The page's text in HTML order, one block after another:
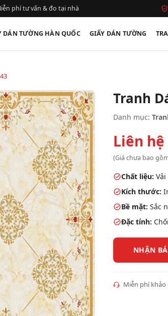
phí tư vấn & đo tại nhà
DÁN TƯỜNG HÀN QUỐC GIẤY DÁN TƯỜNG
Tranh
Danh mục:
Liên hệ
(Giá chưa bao
Chất liệu:
Kích thước:
Bề mặt: Sắc
Đặc tính:
NHẬN
Miễn phí